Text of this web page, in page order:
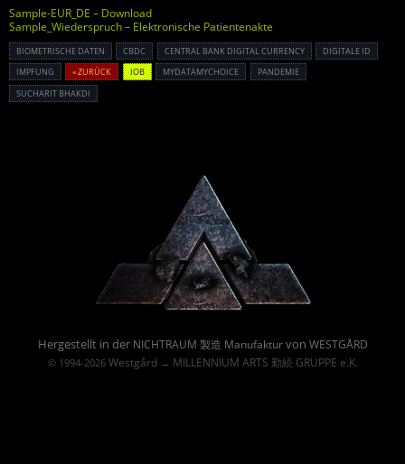
Sample-EUR_DE – Download
Sample_Wiederspruch – Elektronische Patientenakte
BIOMETRISCHE DATEN CBDC CENTRAL BANK DIGITAL CURRENCY
DIGITALE ID
IMPFUNG
« ZURÜCK IOB MYDATAMYCHOICE
PANDEMIE
SUCHARIT BHAKDI
Hergestellt in der NICHTRAUM 製造 Manufakturvon WESTGÅRD
© 1994-2026 Westgård→ MILLENNIUM ARTS 勤続 GRUPPE e.K.
Powered By :